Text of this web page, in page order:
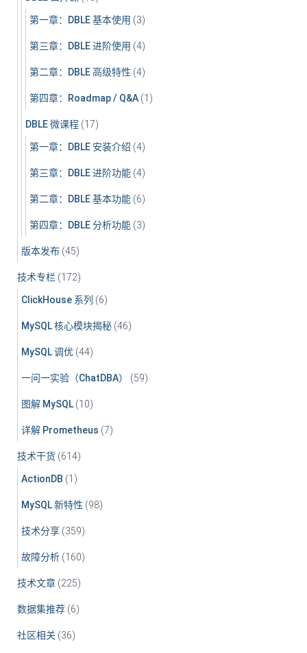
第一章：DBLE 基本使用 (3)
第三章：DBLE 进阶使用 (4)
第二章：DBLE 高级特性 (4)
第四章：Roadmap / Q&A (1)
DBLE 微课程 (17)
第一章：DBLE 安装介绍 (4)
第三章：DBLE 进阶功能 (4)
第二章：DBLE 基本功能 (6)
第四章：DBLE 分析功能 (3)
版本发布 (45)
技术专栏 (172)
ClickHouse 系列 (6)
MySQL 核心模块揭秘 (46)
MySQL 调优 (44)
一问一实验（ChatDBA） (59)
图解 MySQL (10)
详解 Prometheus (7)
技术干货 (614)
ActionDB (1)
MySQL 新特性 (98)
技术分享 (359)
故障分析 (160)
技术文章 (225)
数据集推荐 (6)
社区相关 (36)